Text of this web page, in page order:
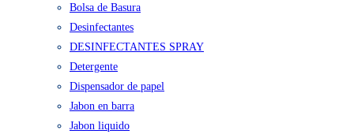
Bolsa de Basura
Desinfectantes
DESINFECTANTES SPRAY
Detergente
Dispensador de papel
Jabon en barra
Jabon liquido